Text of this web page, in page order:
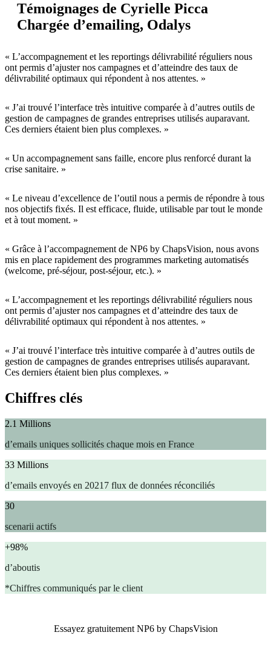
Témoignages de Cyrielle Picca
Chargée d’emailing, Odalys
« L’accompagnement et les reportings délivrabilité réguliers nous
ont permis d’ajuster nos campagnes et d’atteindre des taux de
délivrabilité optimaux qui répondent à nos attentes. »
« J’ai trouvé l’interface très intuitive comparée à d’autres outils de
gestion de campagnes de grandes entreprises utilisés auparavant.
Ces derniers étaient bien plus complexes. »
« Un accompagnement sans faille, encore plus renforcé durant la
crise sanitaire. »
« Le niveau d’excellence de l’outil nous a permis de répondre à tous
nos objectifs fixés. Il est efficace, fluide, utilisable par tout le monde
et à tout moment. »
« Grâce à l’accompagnement de NP6 by ChapsVision, nous avons
mis en place rapidement des programmes marketing automatisés
(welcome, pré-séjour, post-séjour, etc.). »
« L’accompagnement et les reportings délivrabilité réguliers nous
ont permis d’ajuster nos campagnes et d’atteindre des taux de
délivrabilité optimaux qui répondent à nos attentes. »
« J’ai trouvé l’interface très intuitive comparée à d’autres outils de
gestion de campagnes de grandes entreprises utilisés auparavant.
Ces derniers étaient bien plus complexes. »
Chiffres clés
2.1 Millions
d’emails uniques sollicités chaque mois en France
33 Millions
d’emails envoyés en 20217 flux de données réconciliés
30
scenarii actifs
+98%
d’aboutis
*Chiffres communiqués par le client
Essayez gratuitement NP6 by ChapsVision